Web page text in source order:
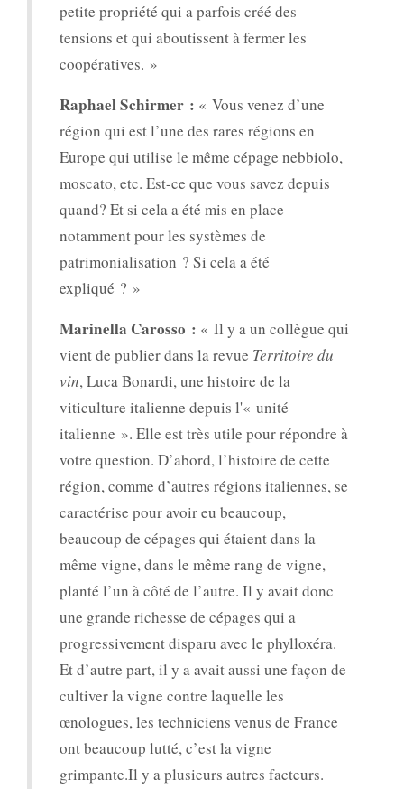
petite propriété qui a parfois créé des
tensions et qui aboutissent à fermer les
coopératives. »
Raphael Schirmer : « Vous venez d’une
région qui est l’une des rares régions en
Europe qui utilise le même cépage nebbiolo,
moscato, etc. Est-ce que vous savez depuis
quand? Et si cela a été mis en place
notamment pour les systèmes de
patrimonialisation ? Si cela a été
expliqué ? »
Marinella Carosso : « Il y a un collègue qui
vient de publier dans la revue Territoire du
vin, Luca Bonardi, une histoire de la
viticulture italienne depuis l'« unité
italienne ». Elle est très utile pour répondre à
votre question. D’abord, l’histoire de cette
région, comme d’autres régions italiennes, se
caractérise pour avoir eu beaucoup,
beaucoup de cépages qui étaient dans la
même vigne, dans le même rang de vigne,
planté l’un à côté de l’autre. Il y avait donc
une grande richesse de cépages qui a
progressivement disparu avec le phylloxéra.
Et d’autre part, il y a avait aussi une façon de
cultiver la vigne contre laquelle les
œnologues, les techniciens venus de France
ont beaucoup lutté, c’est la vigne
grimpante.Il y a plusieurs autres facteurs.